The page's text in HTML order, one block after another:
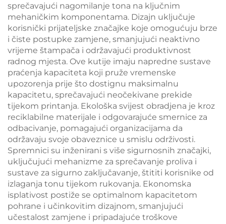
sprečavajući nagomilanje tona na ključnim
mehaničkim komponentama. Dizajn uključuje
korisnički prijateljske značajke koje omogućuju brze
i čiste postupke zamjene, smanjujući neaktivno
vrijeme štampača i održavajući produktivnost
radnog mjesta. Ove kutije imaju napredne sustave
praćenja kapaciteta koji pruže vremenske
upozorenja prije što dostignu maksimalnu
kapacitetu, sprečavajući neočekivane prekide
tijekom printanja. Ekološka svijest obradjena je kroz
reciklabilne materijale i odgovarajuće smernice za
odbacivanje, pomagajući organizacijama da
održavaju svoje obaveznice u smislu održivosti.
Spremnici su inženirani s više sigurnosnih značajki,
uključujući mehanizme za sprečavanje proliva i
sustave za sigurno zaključavanje, štititi korisnike od
izlaganja tonu tijekom rukovanja. Ekonomska
isplativost postiže se optimalnom kapacitetom
pohrane i učinkovitim dizajnom, smanjujući
učestalost zamjene i pripadajuće troškove